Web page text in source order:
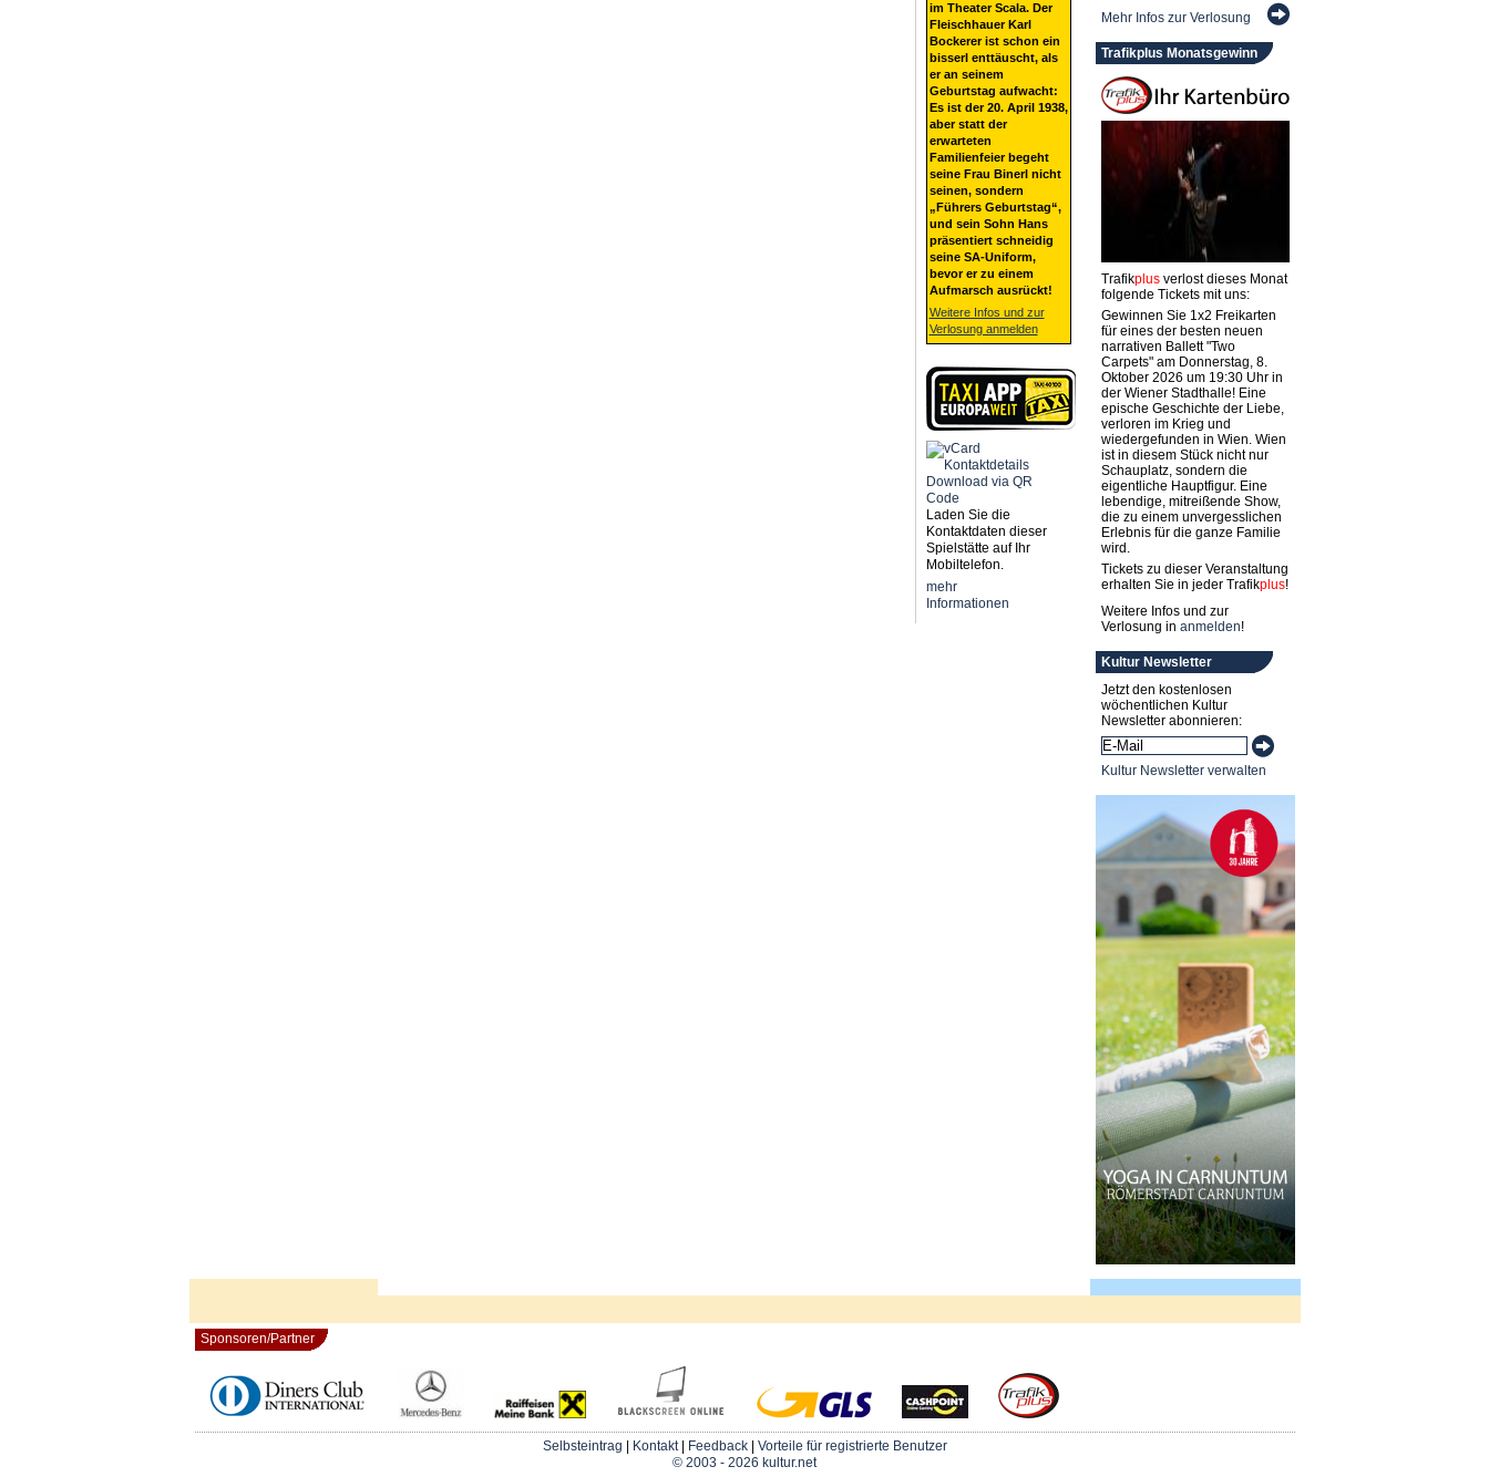
im Theater Scala. Der
Fleischhauer Karl
Bockerer ist schon ein
bisserl enttäuscht, als
er an seinem
Geburtstag aufwacht:
Es ist der 20. April 1938,
aber statt der
erwarteten
Familienfeier begeht
seine Frau Binerl nicht
seinen, sondern
„Führers Geburtstag“,
und sein Sohn Hans
präsentiert schneidig
seine SA-Uniform,
bevor er zu einem
Aufmarsch ausrückt!
Weitere Infos und zur
Verlosung anmelden
Laden Sie die
Kontaktdaten dieser
Spielstätte auf Ihr
Mobiltelefon.
mehr
Informationen
Mehr Infos zur Verlosung
Trafikplus Monatsgewinn
Trafikplusverlost dieses Monat
folgende Tickets mit uns:
Gewinnen Sie 1x2 Freikarten
für eines der besten neuen
narrativen Ballett "Two
Carpets" am Donnerstag, 8.
Oktober 2026 um 19:30 Uhr in
der Wiener Stadthalle! Eine
epische Geschichte der Liebe,
verloren im Krieg und
wiedergefunden in Wien. Wien
ist in diesem Stück nicht nur
Schauplatz, sondern die
eigentliche Hauptfigur. Eine
lebendige, mitreißende Show,
die zu einem unvergesslichen
Erlebnis für die ganze Familie
wird.
Tickets zu dieser Veranstaltung
erhalten Sie in jeder Trafikplus!
Weitere Infos und zur
Verlosung in anmelden!
Kultur Newsletter
Jetzt den kostenlosen
wöchentlichen Kultur
Newsletter abonnieren:
Kultur Newsletter verwalten
Sponsoren/Partner
Selbsteintrag Kontakt| Feedback| Vorteile für registrierte Benutzer
© 2003 - 2026 kultur.net